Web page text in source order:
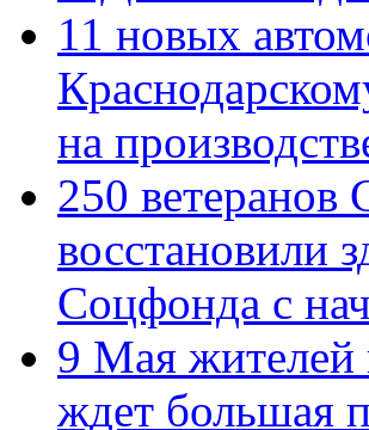
11 новых
на
250 ветеранов
восстановили
Соцфонда с
9 Мая жителей
ждет большая